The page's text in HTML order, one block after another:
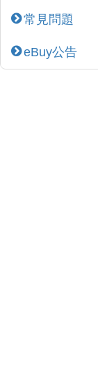
常見問題
eBuy公告